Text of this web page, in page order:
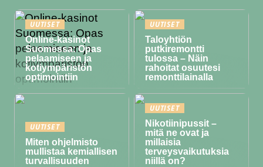
UUTISET
Online-kasinot
Suomessa: Opas
pelaamiseen ja
kotiympäristön
optimointiin
UUTISET
Taloyhtiön
putkiremontti
tulossa – Näin
rahoitat osuutesi
remonttilainalla
UUTISET
Miten ohjelmisto
mullistaa kemiallisen
turvallisuuden
UUTISET
Nikotiinipussit –
mitä ne ovat ja
millaisia
terveysvaikutuksia
niillä on?